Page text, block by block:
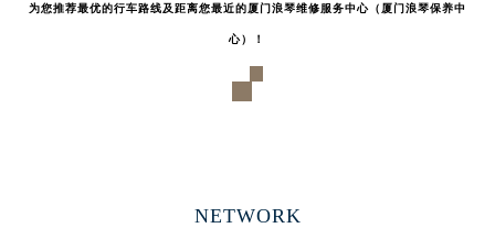
为您推荐最优的行车路线及距离您最近的厦门浪琴维修服务中心（厦门浪琴保养中
心）！
NETWORK